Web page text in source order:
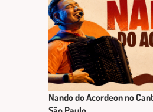
Nando do Acordeon no